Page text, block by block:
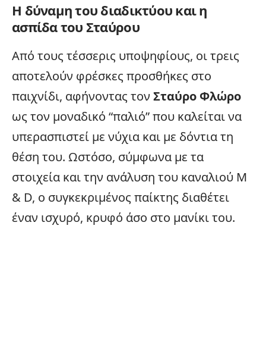
Η δύναμη του διαδικτύου και η
ασπίδα του Σταύρου
Από τους τέσσερις υποψηφίους, οι τρεις
αποτελούν φρέσκες προσθήκες στο
παιχνίδι, αφήνοντας τον Σταύρο Φλώρο
ως τον μοναδικό “παλιό” που καλείται να
υπερασπιστεί με νύχια και με δόντια τη
θέση του. Ωστόσο, σύμφωνα με τα
στοιχεία και την ανάλυση του καναλιού M
& D, ο συγκεκριμένος παίκτης διαθέτει
έναν ισχυρό, κρυφό άσο στο μανίκι του.